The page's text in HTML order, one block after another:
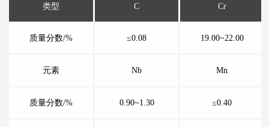
类型 C Cr
质量分数/% ≤0.08 19.00~22.00
元素 Nb Mn
质量分数/% 0.90~1.30 ≤0.40